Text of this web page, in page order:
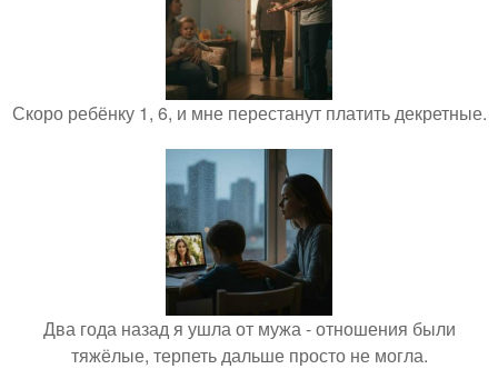
Скоро ребёнку 1, 6, и мне перестанут платить декретные.
Два года назад я ушла от мужа - отношения были
тяжёлые, терпеть дальше просто не могла.